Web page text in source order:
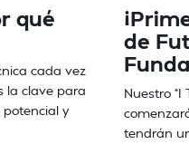
qué
cada vez
la clave para
y
de
Nuestro “I
tendrán